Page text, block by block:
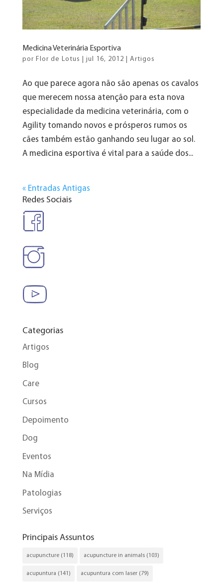
Medicina Veterinária Esportiva
por Flor de Lotus jul 16, 2012 Artigos
Ao que parece agora não são apenas os cavalos
que merecem nossa atenção para esta nova
especialidade da medicina veterinária, com o
Agility tomando novos e prósperos rumos os
cães também estão ganhando seu lugar ao sol.
A medicina esportiva é vital para a saúde dos...
« Entradas Antigas
Redes Sociais
Categorias
Artigos
Blog
Care
Cursos
Depoimento
Dog
Eventos
Na Mídia
Patologias
Serviços
Principais Assuntos
acupuncture(118) acupuncture in animals(103)
acupuntura (141) acupuntura com laser(79)